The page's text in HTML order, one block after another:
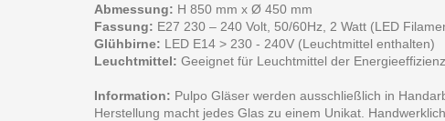
Abmessung: H 850 mm x Ø 450 mm
Fassung: E27 230 – 240 Volt, 50/60Hz, 2 Watt (LED
Glühbirne: LED E14 > 230 - 240V (Leuchtmittel enthalten)
Leuchtmittel: Geeignet für Leuchtmittel der
Information: Pulpo Gläser werden ausschließlich in
Herstellung macht jedes Glas zu einem Unikat.